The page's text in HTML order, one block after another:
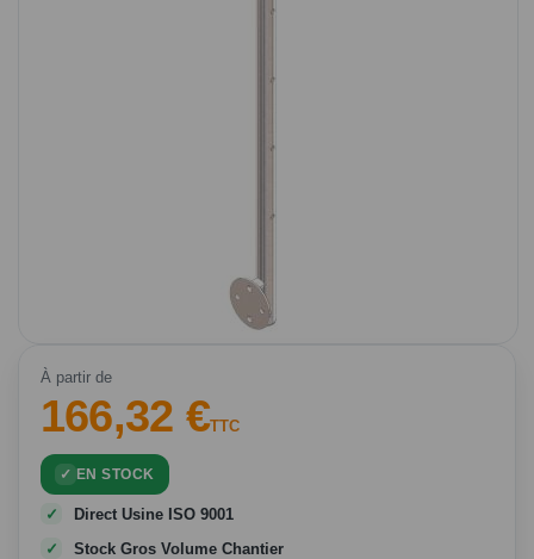
début
Galerie
d’images
À partir de
166,32 €TTC
EN STOCK
Direct Usine ISO 9001
Stock Gros Volume Chantier